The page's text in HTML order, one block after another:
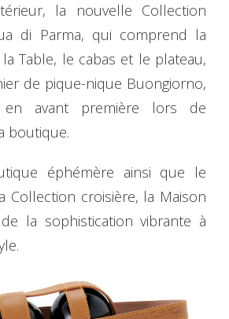
la nouvelle Collection
di Parma, qui comprend la
Table, le cabas et le plateau,
de pique-nique Buongiorno,
en avant première lors de
boutique.
éphémère ainsi que le
Collection croisière, la Maison
la sophistication vibrante à